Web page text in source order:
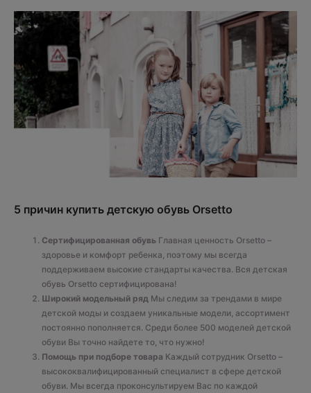
5 причин купить детскую обувь Orsetto
Сертифицированная обувь Главная ценность Orsetto –
здоровье и комфорт ребенка, поэтому мы всегда
поддерживаем высокие стандарты качества. Вся детская
обувь Orsetto сертифицирована!
Широкий модельный ряд Мы следим за трендами в мире
детской моды и создаем уникальные модели, ассортимент
постоянно пополняется. Среди более 500 моделей детской
обуви Вы точно найдете то, что нужно!
Помощь при подборе товара Каждый сотрудник Orsetto –
высококвалифицированный специалист в сфере детской
обуви. Мы всегда проконсультируем Вас по каждой